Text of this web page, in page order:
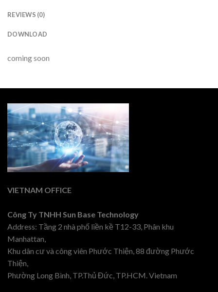
REVIEWS (0)
DOWNLOAD
coming soon
VIETNAM OFFICE
Công Ty TNHH Sun Base Technology
Address: Tầng 2 nhà phố liền kề T12-33, Phân khu
Manhattan,
Khu dân cư và công viên Phước Thiện, 88 đường Phước
Thiện,
Phường Long Bình, TP.Thủ Đức, TP.HCM. Vietnam